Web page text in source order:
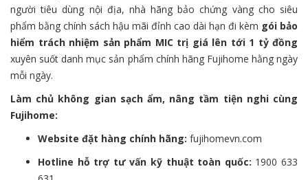
người tiêu dùng nội địa, nhà hãng bảo chứng vàng cho siêu
phẩm bằng chính sách hậu mãi đỉnh cao dài hạn đi kèm gói bảo
hiểm trách nhiệm sản phẩm MIC trị giá lên tới 1 tỷ đồng
xuyên suốt danh mục sản phẩm chính hãng Fujihome hằng ngày
mỗi ngày.
Làm chủ không gian sạch ẩm, nâng tầm tiện nghi cùng
Fujihome:
Website đặt hàng chính hãng: fujihomevn.com
Hotline hỗ trợ tư vấn kỹ thuật toàn quốc: 1900 633